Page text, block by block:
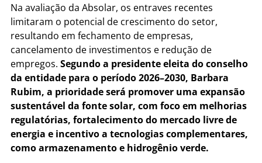
Na avaliação da Absolar, os entraves recentes
limitaram o potencial de crescimento do setor,
resultando em fechamento de empresas,
cancelamento de investimentos e redução de
empregos. Segundo a presidente eleita do conselho
da entidade para o período 2026–2030, Barbara
Rubim, a prioridade será promover uma expansão
sustentável da fonte solar, com foco em melhorias
regulatórias, fortalecimento do mercado livre de
energia e incentivo a tecnologias complementares,
como armazenamento e hidrogênio verde.